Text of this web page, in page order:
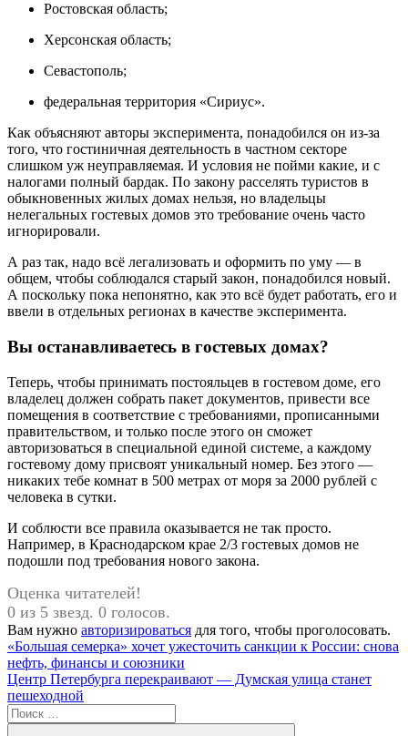
Ростовская область;
Херсонская область;
Севастополь;
федеральная территория «Сириус».
Как объясняют авторы эксперимента, понадобился он из-за
того, что гостиничная деятельность в частном секторе
слишком уж неуправляемая. И условия не пойми какие, и с
налогами полный бардак. По закону расселять туристов в
обыкновенных жилых домах нельзя, но владельцы
нелегальных гостевых домов это требование очень часто
игнорировали.
А раз так, надо всё легализовать и оформить по уму — в
общем, чтобы соблюдался старый закон, понадобился новый.
А поскольку пока непонятно, как это всё будет работать, его и
ввели в отдельных регионах в качестве эксперимента.
Вы останавливаетесь в гостевых домах?
Теперь, чтобы принимать постояльцев в гостевом доме, его
владелец должен собрать пакет документов, привести все
помещения в соответствие с требованиями, прописанными
правительством, и только после этого он сможет
авторизоваться в специальной единой системе, а каждому
гостевому дому присвоят уникальный номер. Без этого —
никаких тебе комнат в 500 метрах от моря за 2000 рублей с
человека в сутки.
И соблюсти все правила оказывается не так просто.
Например, в Краснодарском крае 2/3 гостевых домов не
подошли под требования нового закона.
Оценка читателей!
0 из 5 звезд. 0 голосов.
Вам нужно авторизироваться для того, чтобы проголосовать.
Навигация
по
записям
Предыдущая
запись:
«Большая семерка» хочет ужесточить санкции к России: снова
нефть, финансы и союзники
Следующая
запись:
Центр Петербурга перекраивают — Думская улица станет
пешеходной
Поиск
для: